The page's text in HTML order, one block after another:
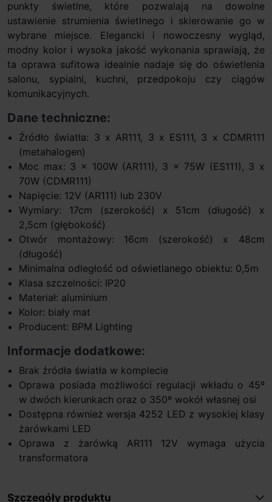
punkty świetlne, które pozwalają na dowolne
ustawienie strumienia świetlnego i skierowanie go w
wybrane miejsce. Elegancki i nowoczesny wygląd,
modny kolor i wysoka jakość wykonania sprawiają, że
ta oprawa sufitowa idealnie nadaje się do oświetlenia
salonu, sypialni, kuchni, przedpokoju czy ciągów
komunikacyjnych.
Dane techniczne:
Źródło światła: 3 x AR111, 3 x ES111, 3 x CDMR111
(metahalogen)
Moc max: 3 x 100W (AR111), 3 x 75W (ES111), 3 x
70W (CDMR111)
Napięcie: 12V (AR111) lub 230V
Wymiary: 17cm (szerokość) x 51cm (długość) x
2,5cm (głębokość)
Otwór montażowy: 16cm (szerokość) x 48cm
(długość)
Minimalna odległość od oświetlanego obiektu: 0,5m
Klasa szczelności: IP20
Materiał: aluminium
Kolor: biały mat
Producent: BPM Lighting
Informacje dodatkowe:
Brak źródła światła w komplecie
Oprawa posiada możliwości regulacji wkładu o 45º
w dwóch kierunkach oraz o 350º wokół własnej osi
Dostępna również wersja 4252 LED z wysokiej klasy
żarówkami LED
Oprawa z żarówką AR111 12V wymaga użycia
transformatora
Szczegóły produktu